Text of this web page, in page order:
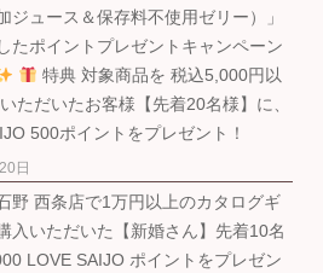
ジュース＆保存料不使用ゼリー）」
たポイントプレゼントキャンペーン
特典 対象商品を 税込5,000円以
ただいたお客様【先着20名様】に、
500ポイントをプレゼント！
日
野 西条店で1万円以上のカタログギ
入いただいた【新婚さん】先着10名
LOVE SAIJO ポイントをプレゼン